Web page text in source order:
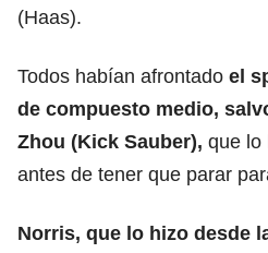
(Haas).
Todos habían afrontado el
de compuesto medio,
Zhou (Kick Sauber), que lo
antes de tener que parar
Norris, que lo hizo desde